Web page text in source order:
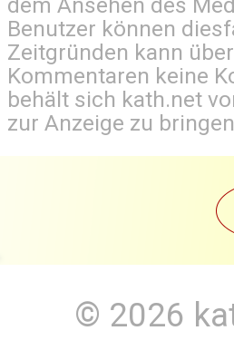
Benutzer können
Zeitgründen kann
Kommentaren keine
behält sich kath.net
zur Anzeige zu
© 2026